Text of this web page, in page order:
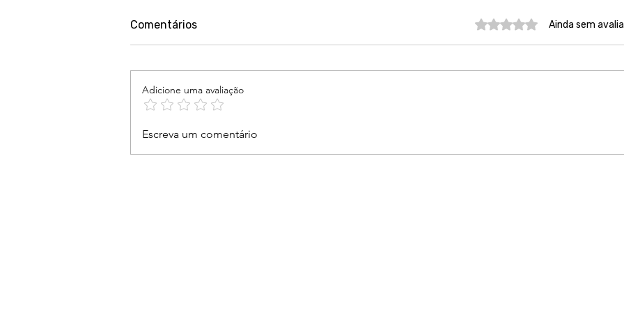
ouvir, acolher e estar ao
lado das mulheres vítimas
minha missão!
Comentários Avaliado com 0 de 5
Ainda sem
Adicione uma avaliação
Escreva um comentário